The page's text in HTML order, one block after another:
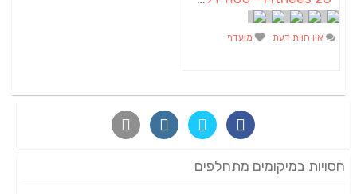
אין חוות דעת מועדף
חסויות במיקומים מתחלפים